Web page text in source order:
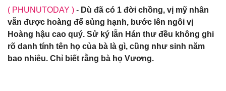
( PHUNUTODAY ) - Dù đã có 1 đời chồng, vị mỹ nhân
vẫn được hoàng đế sủng hạnh, bước lên ngôi vị
Hoàng hậu cao quý. Sử ký lẫn Hán thư đều không ghi
rõ danh tính tên họ của bà là gì, cũng như sinh năm
bao nhiêu. Chỉ biết rằng bà họ Vương.